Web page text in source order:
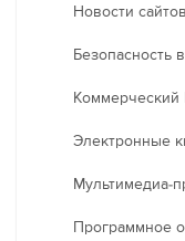
Новости сайтов
Безопасность
Коммерческий
Электронные
Мультимедиа-
Программное